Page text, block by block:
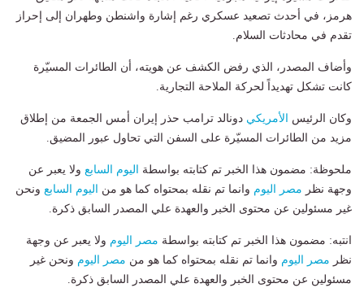
هرمز، ​في أحدث تصعيد عسكري رغم إشارة واشنطن وطهران ⁠إلى إحراز
تقدم ​في ​محادثات السلام.
وأضاف المصدر، ‌الذي رفض الكشف عن ​هويته، أن ⁠الطائرات المسيّرة
كانت ​تشكل تهديداً ⁠لحركة ‌الملاحة التجارية.
وكان الرئيس الأمريكي دونالد ترامب ‌حذر إيران أمس الجمعة من إطلاق
مزيد من ​الطائرات المسيّرة على السفن التي تحاول ‌عبور المضيق.
ملحوظة: مضمون هذا الخبر تم كتابته بواسطة اليوم السابع ولا يعبر عن
وجهة نظر مصر اليوم وانما تم نقله بمحتواه كما هو من اليوم السابع ونحن
غير مسئولين عن محتوى الخبر والعهدة علي المصدر السابق ذكرة.
انتبه: مضمون هذا الخبر تم كتابته بواسطة مصر اليوم ولا يعبر عن وجهة
نظر مصر اليوم وانما تم نقله بمحتواه كما هو من مصر اليوم ونحن غير
مسئولين عن محتوى الخبر والعهدة علي المصدر السابق ذكرة.